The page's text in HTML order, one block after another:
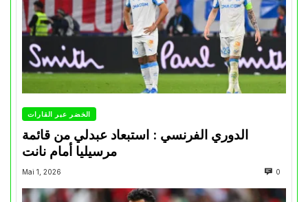
الخضر عبر القارات
الدوري الفرنسي : استبعاد عبدلي من قائمة
مرسيليا أمام نانت
Mai 1, 2026 0